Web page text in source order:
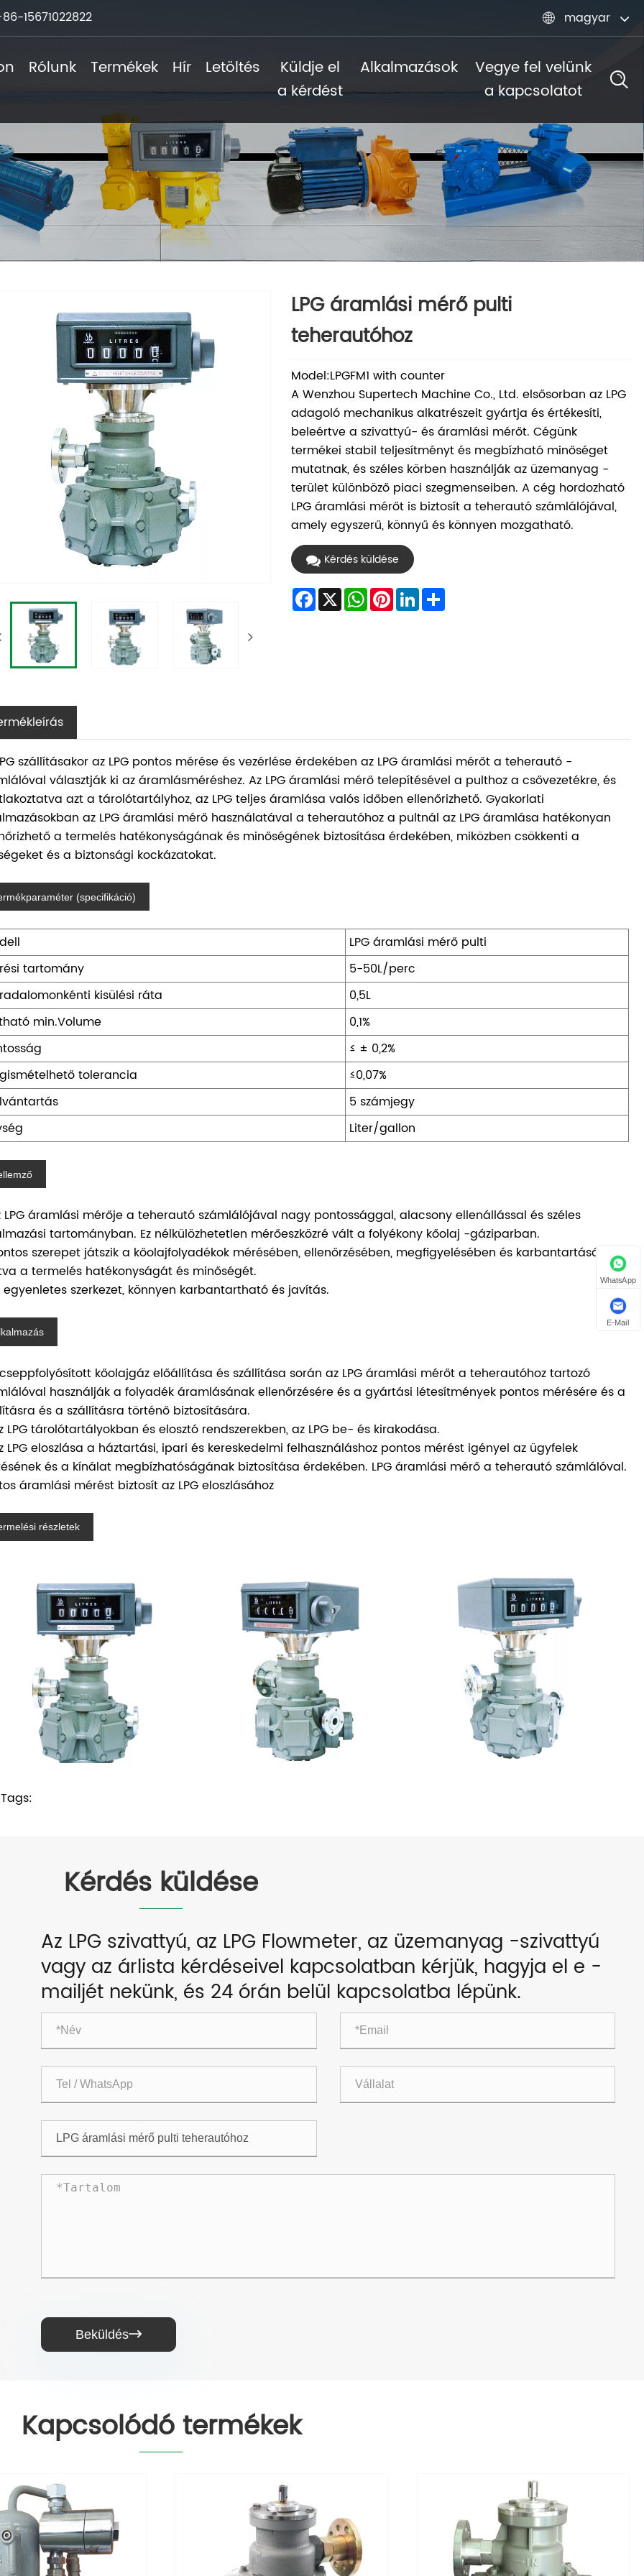
15671022822  magyar
Rólunk Termékek Hír Letöltés
Küldje el
a kérdést
Alkalmazások
Vegye fel velünk
a kapcsolatot
LPG áramlási mérő pulti
teherautóhoz
Model:LPGFM1 with counter
A Wenzhou Supertech Machine Co., Ltd. elsősorban az LPG
adagoló mechanikus alkatrészeit gyártja és értékesíti,
beleértve a szivattyú- és áramlási mérőt. Cégünk
termékei stabil teljesítményt és megbízható minőséget
mutatnak, és széles körben használják az üzemanyag -
terület különböző piaci szegmenseiben. A cég hordozható
LPG áramlási mérőt is biztosít a teherautó számlálójával,
amely egyszerű, könnyű és könnyen mozgatható.
Kérdés küldése
Facebook
X WhatsApp
Pinterest
LinkedInShare
szállításakor az LPG pontos mérése és vezérlése érdekében az LPG áramlási mérőt a teherautó -
választják ki az áramlásméréshez. Az LPG áramlási mérő telepítésével a pulthoz a csővezetékre, és
azt a tárolótartályhoz, az LPG teljes áramlása valós időben ellenőrizhető. Gyakorlati
az LPG áramlási mérő használatával a teherautóhoz a pultnál az LPG áramlása hatékonyan
a termelés hatékonyságának és minőségének biztosítása érdekében, miközben csökkenti a
és a biztonsági kockázatokat.
(specifikáció)
LPG áramlási mérő pulti
tartomány
5-50L/perc
kisülési ráta
0,5L
min.Volume
0,1%
≤ ± 0,2%
tolerancia
≤0,07%
5 számjegy
Liter/gallon
LPG áramlási mérője a teherautó számlálójával nagy pontossággal, alacsony ellenállással és széles
tartományban. Ez nélkülözhetetlen mérőeszközré vált a folyékony kőolaj -gáziparban.
szerepet játszik a kőolajfolyadékok mérésében, ellenőrzésében, megfigyelésében és karbantartásában,
a termelés hatékonyságát és minőségét.
egyenletes szerkezet, könnyen karbantartható és javítás.
cseppfolyósított kőolajgáz előállítása és szállítása során az LPG áramlási mérőt a teherautóhoz tartozó
használják a folyadék áramlásának ellenőrzésére és a gyártási létesítmények pontos mérésére és a
és a szállításra történő biztosítására.
LPG tárolótartályokban és elosztó rendszerekben, az LPG be- és kirakodása.
LPG eloszlása ​​a háztartási, ipari és kereskedelmi felhasználáshoz pontos mérést igényel az ügyfelek
és a kínálat megbízhatóságának biztosítása érdekében. LPG áramlási mérő a teherautó számlálóval.
áramlási mérést biztosít az LPG eloszlásához
részletek
Kérdés küldése
Az LPG szivattyú, az LPG Flowmeter, az üzemanyag -szivattyú
vagy az árlista kérdéseivel kapcsolatban kérjük, hagyja el e -
mailjét nekünk, és 24 órán belül kapcsolatba lépünk.
Beküldés
Kapcsolódó termékek
WhatsApp
E-Mail